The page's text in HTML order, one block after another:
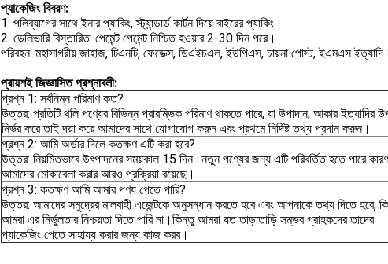
প্যাকেজিং বিবরণ:
1. পলিব্যাগের সাথে ইনার প্যাকিং, স্ট্যান্ডার্ড কার্টন দিয়ে বাইরের প্যাকিং।
2. ডেলিভারি বিস্তারিত: পেমেন্ট পেমেন্ট নিশ্চিত হওয়ার 2-30 দিন পরে।
পরিবহন: মহাসাগরীয় জাহাজ, টিএনটি, ফেডেক্স, ডিএইচএল, ইউপিএস, চায়না পোস্ট, ইএমএস
প্রায়শই জিজ্ঞাসিত প্রশ্নাবলী:
প্রশ্ন 1: সর্বনিম্ন পরিমাণ কত?
উত্তর: প্রতিটি থলি পণ্যের বিভিন্ন প্রারম্ভিক পরিমাণ থাকতে পারে, যা উপাদান, আকার ইত্যাদির
নির্ভর করে তাই দয়া করে আমাদের সাথে যোগাযোগ করুন এবং প্রথমে নির্দিষ্ট তথ্য প্রদান করুন।
প্রশ্ন 2: আমি অর্ডার দিলে কতক্ষণ এটি করা হবে?
উত্তর: নিয়মিতভাবে উৎপাদনের সময়কাল 15 দিন।নতুন পণ্যের জন্য এটি পরিবর্তিত হতে পারে কারণ
আমাদের মোকাবেলা করার আরও প্রক্রিয়া রয়েছে।
প্রশ্ন 3: কতক্ষণ আমি আমার পণ্য পেতে পারি?
উত্তর: আমাদের সমুদ্রের মালবাহী এজেন্টকে অনুসন্ধান করতে হবে এবং আপনাকে তথ্য দিতে হবে,
আমরা এর নির্ভুলতার নিশ্চয়তা দিতে পারি না।কিন্তু আমরা যত তাড়াতাড়ি সম্ভব গ্রাহকদের তাদের
প্যাকেজিং পেতে সাহায্য করার জন্য কাজ করব।